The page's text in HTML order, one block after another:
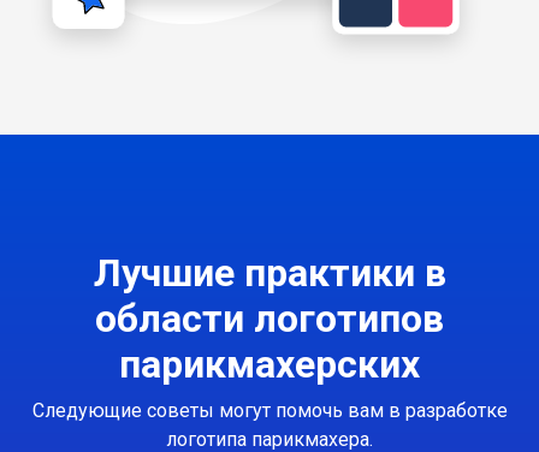
Лучшие практики в
области логотипов
парикмахерских
Следующие советы могут помочь вам в разработке
логотипа парикмахера.